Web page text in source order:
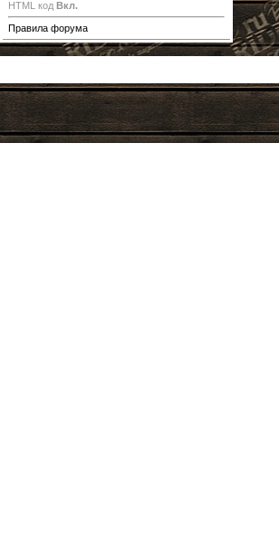
HTML код Вкл.
Правила форума